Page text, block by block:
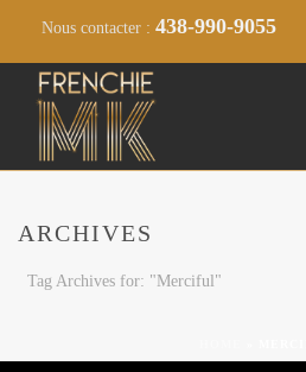
Nous contacter : 438-990-9055
ARCHIVES
Tag Archives for: "Merciful"